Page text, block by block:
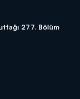
277. Bölüm